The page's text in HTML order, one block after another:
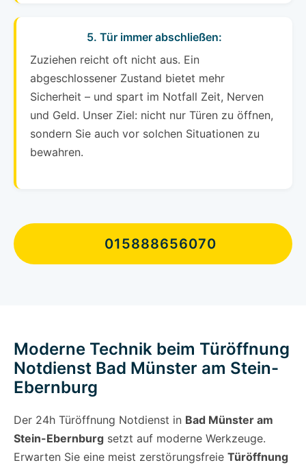
5. Tür immer abschließen:
Zuziehen reicht oft nicht aus. Ein
abgeschlossener Zustand bietet mehr
Sicherheit – und spart im Notfall Zeit, Nerven
und Geld. Unser Ziel: nicht nur Türen zu öffnen,
sondern Sie auch vor solchen Situationen zu
bewahren.
015888656070
Moderne Technik beim Türöffnung
Notdienst Bad Münster am Stein-
Ebernburg
Der 24h Türöffnung Notdienst in Bad Münster am
Stein-Ebernburg setzt auf moderne Werkzeuge.
Erwarten Sie eine meist zerstörungsfreie Türöffnung